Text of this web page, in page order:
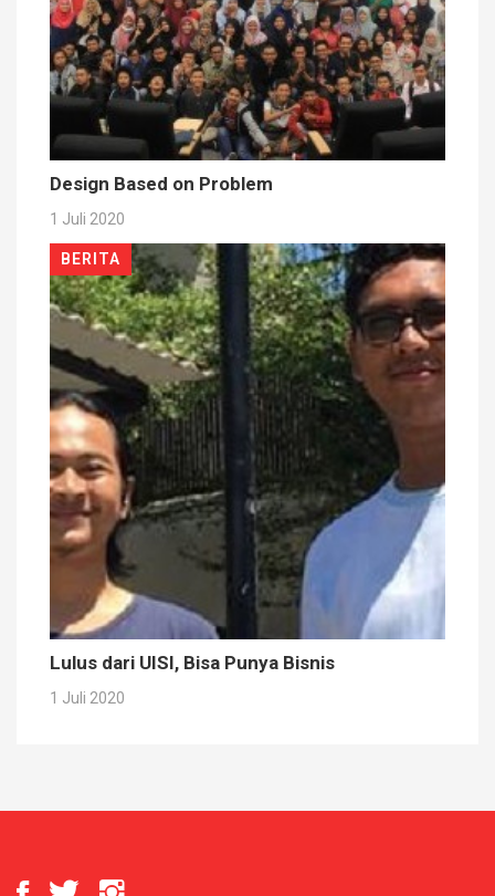
Design Based on Problem
1 Juli 2020
BERITA
Lulus dari UISI, Bisa Punya Bisnis
1 Juli 2020